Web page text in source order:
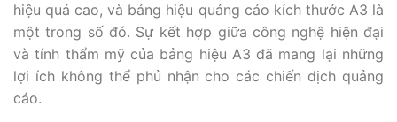
hiệu quả cao, và bảng hiệu quảng cáo kích thước A3 là
một trong số đó. Sự kết hợp giữa công nghệ hiện đại
và tính thẩm mỹ của bảng hiệu A3 đã mang lại những
lợi ích không thể phủ nhận cho các chiến dịch quảng
cáo.